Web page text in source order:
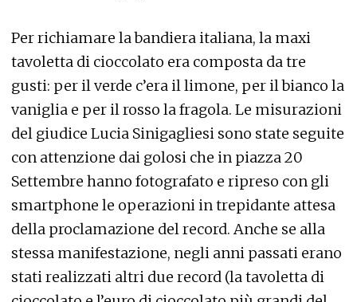
Per richiamare la bandiera italiana, la maxi
tavoletta di cioccolato era composta da tre
gusti: per il verde c’era il limone, per il bianco la
vaniglia e per il rosso la fragola. Le misurazioni
del giudice Lucia Sinigagliesi sono state seguite
con attenzione dai golosi che in piazza 20
Settembre hanno fotografato e ripreso con gli
smartphone le operazioni in trepidante attesa
della proclamazione del record. Anche se alla
stessa manifestazione, negli anni passati erano
stati realizzati altri due record (la tavoletta di